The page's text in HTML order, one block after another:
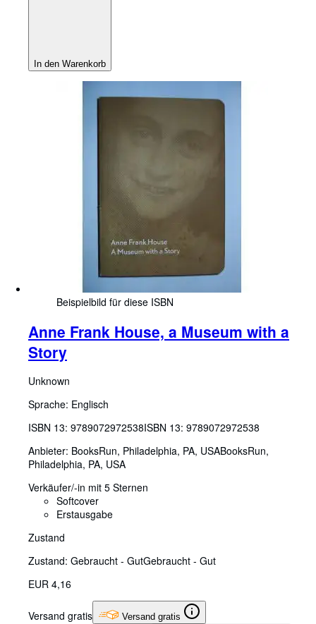
In den Warenkorb
Beispielbild für diese ISBN
Anne Frank House, a Museum with a
Story
Unknown
Sprache: Englisch
ISBN 13: 9789072972538ISBN 13: 9789072972538
Anbieter: BooksRun, Philadelphia, PA, USABooksRun,
Philadelphia, PA, USA
Verkäufer/-in mit 5 Sternen
Softcover
Erstausgabe
Zustand
Zustand: Gebraucht - GutGebraucht - Gut
EUR 4,16
Versand gratis Versand gratis